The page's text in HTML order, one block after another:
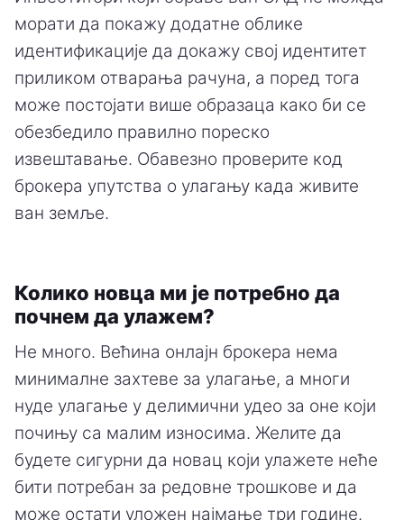
морати да покажу додатне облике
идентификације да докажу свој идентитет
приликом отварања рачуна, а поред тога
може постојати више образаца како би се
обезбедило правилно пореско
извештавање. Обавезно проверите код
брокера упутства о улагању када живите
ван земље.
Колико новца ми је потребно да
почнем да улажем?
Не много. Већина онлајн брокера нема
минималне захтеве за улагање, а многи
нуде улагање у делимични удео за оне који
почињу са малим износима. Желите да
будете сигурни да новац који улажете неће
бити потребан за редовне трошкове и да
може остати уложен најмање три године.